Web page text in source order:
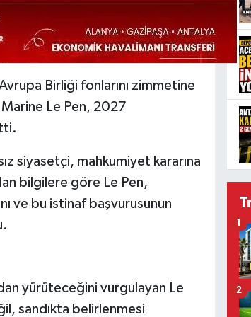
Birliği fonlarını zimmetine
Le Pen, 2027
siyasetçi, mahkumiyet kararına
bilgilere göre Le Pen,
ve bu istinaf başvurusunun
yürüteceğini vurgulayan Le
sandıkta belirlenmesi
1
2